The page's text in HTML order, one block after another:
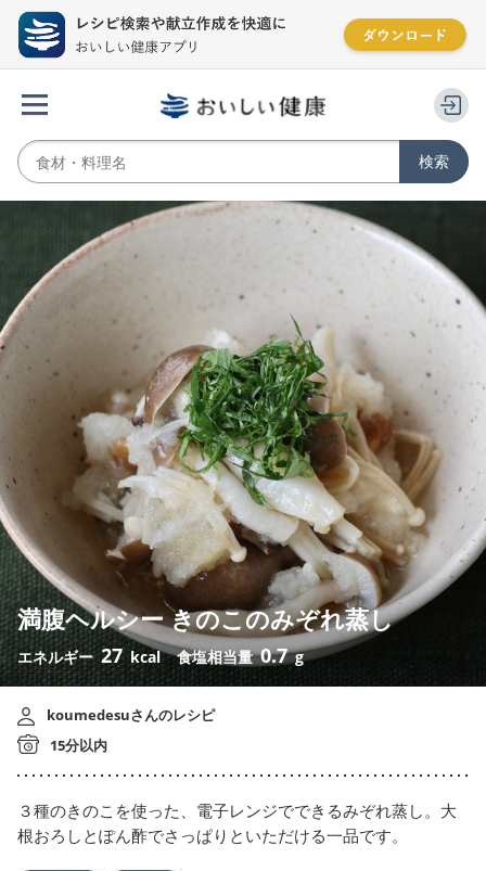
満腹ヘルシー きのこのみぞれ蒸し
エネルギー 27 kcal 食塩相当量0.7 g
koumedesuさんのレシピ
15分以内
３種のきのこを使った、電子レンジでできるみぞれ蒸し。大
根おろしとぽん酢でさっぱりといただける一品です。